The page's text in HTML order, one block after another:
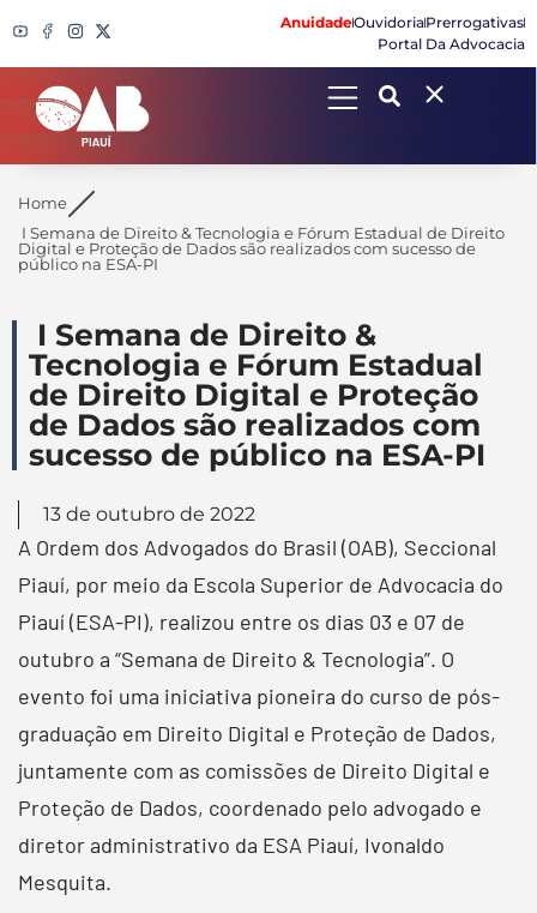
AnuidadeOuvidoriaPrerrogativas
Portal Da Advocacia
Search
Home
I Semana de Direito & Tecnologia e Fórum Estadual de Direito
Digital e Proteção de Dados são realizados com sucesso de
público na ESA-PI
I Semana de Direito &
Tecnologia e Fórum Estadual
de Direito Digital e Proteção
de Dados são realizados com
sucesso de público na ESA-PI
13 de outubro de 2022
A Ordem dos Advogados do Brasil (OAB), Seccional
Piauí, por meio da Escola Superior de Advocacia do
Piauí (ESA-PI), realizou entre os dias 03 e 07 de
outubro a “Semana de Direito & Tecnologia”. O
evento foi uma iniciativa pioneira do curso de pós-
graduação em Direito Digital e Proteção de Dados,
juntamente com as comissões de Direito Digital e
Proteção de Dados, coordenado pelo advogado e
diretor administrativo da ESA Piauí, Ivonaldo
Mesquita.